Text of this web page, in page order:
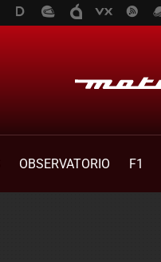
OBSERVATORIO F1